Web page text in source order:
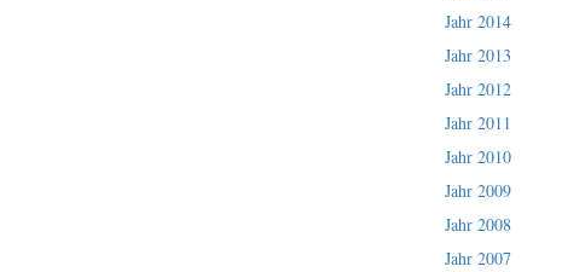
Jahr 2014
Jahr 2013
Jahr 2012
Jahr 2011
Jahr 2010
Jahr 2009
Jahr 2008
Jahr 2007